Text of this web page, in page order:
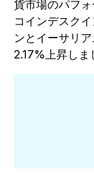
貨市場のパフ
コインデスク
ンとイーサリ
2.17%上昇しま